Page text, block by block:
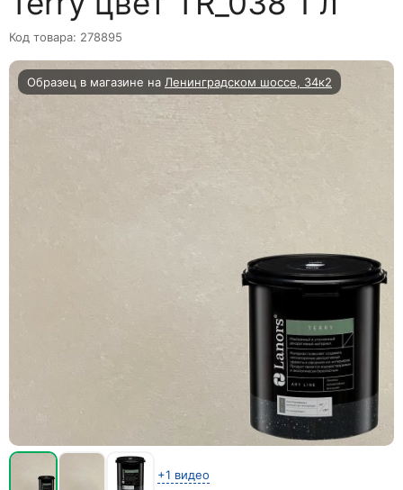
Код товара: 278895
Образец в магазине на Ленинградском шоссе, 34к2
+1 видео